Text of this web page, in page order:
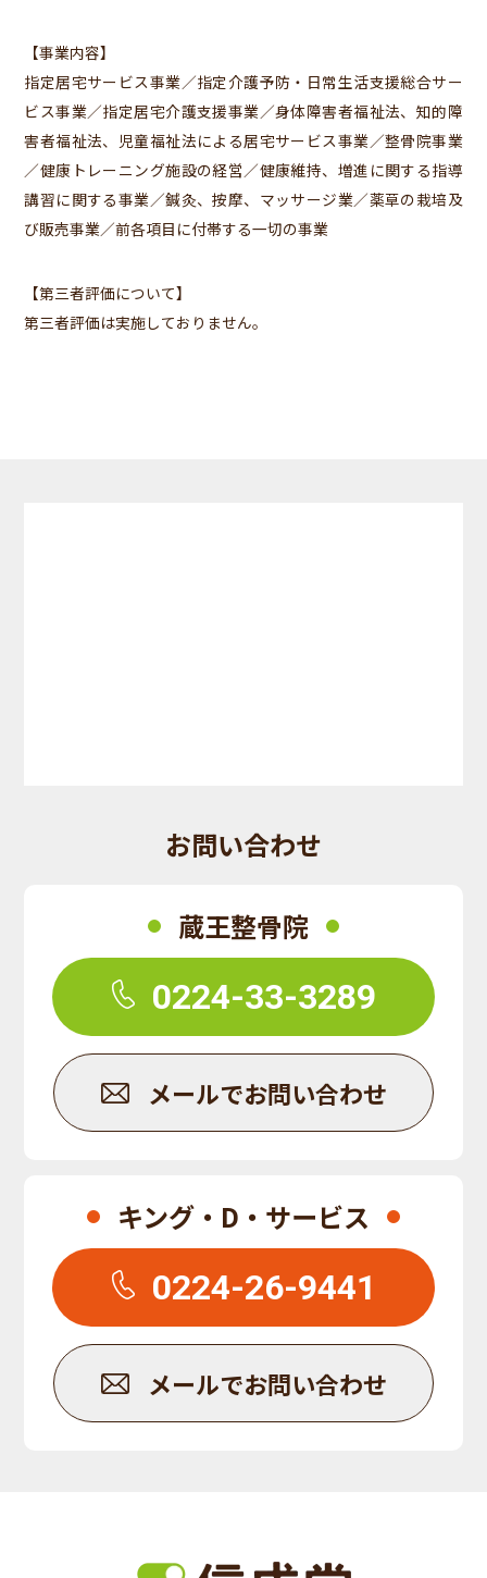
【事業内容】
指定居宅サービス事業／指定介護予防・日常生活支援総合サー
ビス事業／指定居宅介護支援事業／身体障害者福祉法、知的障
害者福祉法、児童福祉法による居宅サービス事業／整骨院事業
／健康トレーニング施設の経営／健康維持、増進に関する指導
講習に関する事業／鍼灸、按摩、マッサージ業／薬草の栽培及
び販売事業／前各項目に付帯する一切の事業
【第三者評価について】
第三者評価は実施しておりません。
お問い合わせ
蔵王整骨院
0224-33-3289
メールでお問い合わせ
キング・D・サービス
0224-26-9441
メールでお問い合わせ